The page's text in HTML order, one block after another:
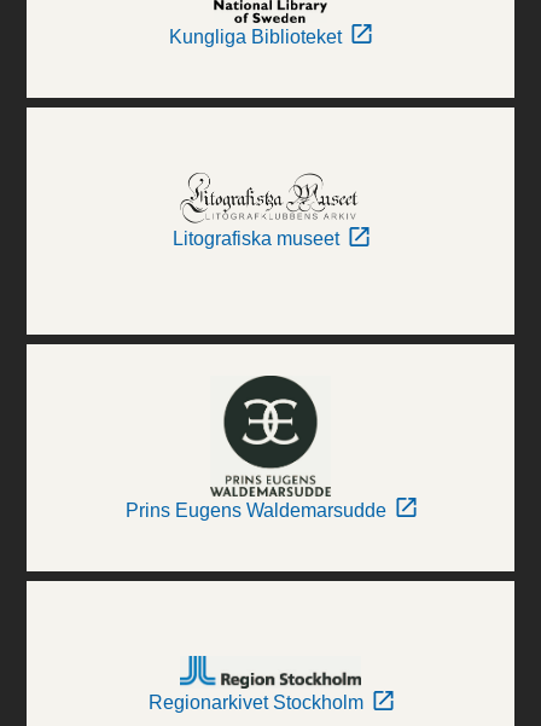
Kungliga Biblioteket
Litografiska museet
Prins Eugens Waldemarsudde
Regionarkivet Stockholm